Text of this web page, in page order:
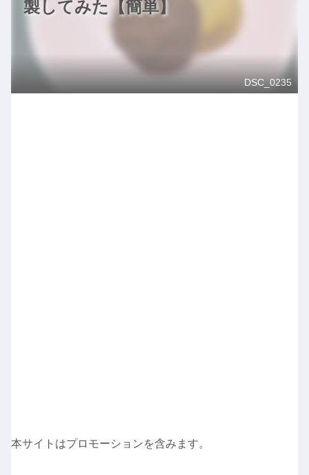
製してみた【簡単】
DSC_0235
本サイトはプロモーションを含みます。